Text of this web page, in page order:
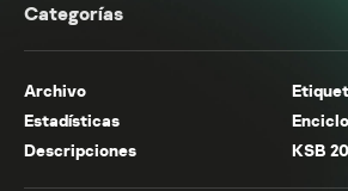
Categorías
Archivo
Estadísticas
Descripciones
KSB